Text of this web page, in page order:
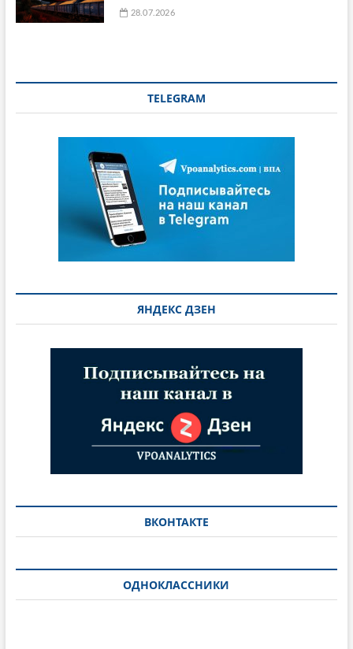
28.07.2026
TELEGRAM
ЯНДЕКС ДЗЕН
ВКОНТАКТЕ
ОДНОКЛАССНИКИ